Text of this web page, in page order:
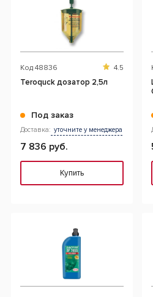
Код 48836 4.5
Teroquck дозатор 2,5л
Под заказ
Доставка: уточните у менеджера
7 836 руб.
Купить